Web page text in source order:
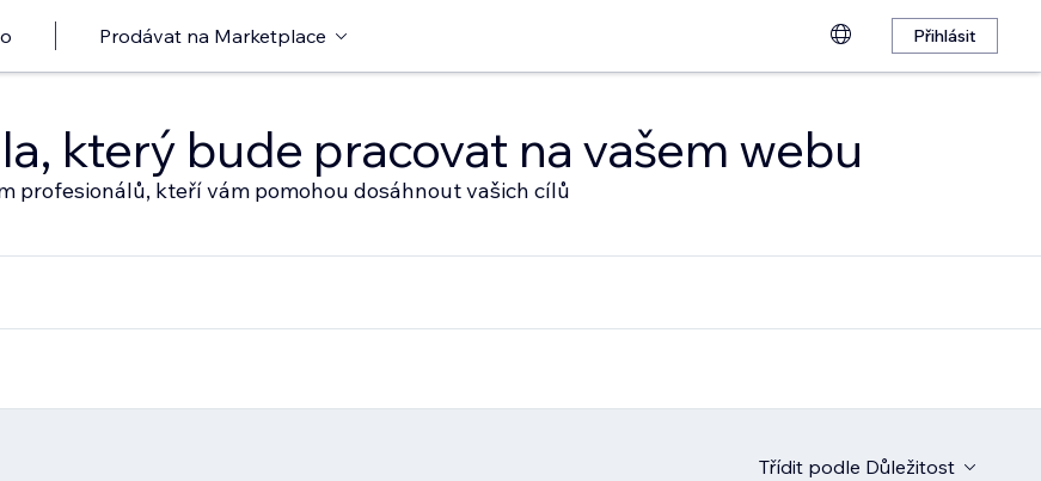
Prodávat na Marketplace Přihlásit
který bude pracovat na vašem webu
profesionálů, kteří vám pomohou dosáhnout vašich cílů
Třídit podle Důležitost